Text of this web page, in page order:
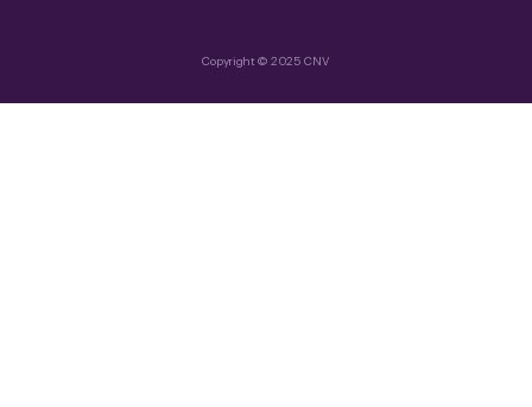
Copyright © 2025 CNV